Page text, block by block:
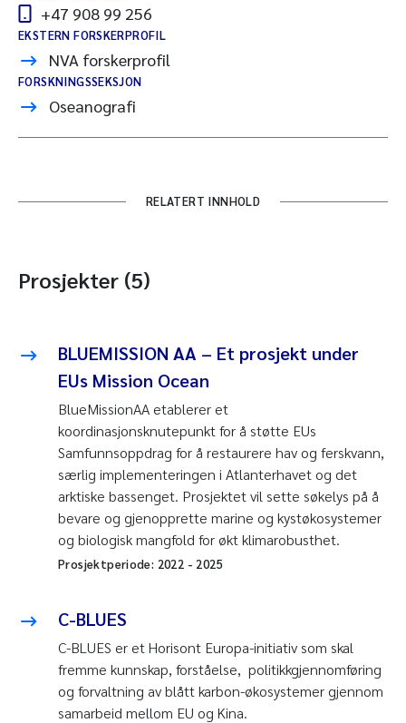
+47 908 99 256
EKSTERN FORSKERPROFIL
NVA forskerprofil
FORSKNINGSSEKSJON
Oseanografi
RELATERT INNHOLD
Prosjekter (5)
BLUEMISSION AA – Et prosjekt under
EUs Mission Ocean
BlueMissionAA etablerer et
koordinasjonsknutepunkt for å støtte EUs
Samfunnsoppdrag for å restaurere hav og ferskvann,
særlig implementeringen i Atlanterhavet og det
arktiske bassenget. Prosjektet vil sette søkelys på å
bevare og gjenopprette marine og kystøkosystemer
og biologisk mangfold for økt klimarobusthet.
Prosjektperiode: 2022 - 2025
C-BLUES
C-BLUES er et Horisont Europa-initiativ som skal
fremme kunnskap, forståelse, politikkgjennomføring
og forvaltning av blått karbon-økosystemer gjennom
samarbeid mellom EU og Kina.